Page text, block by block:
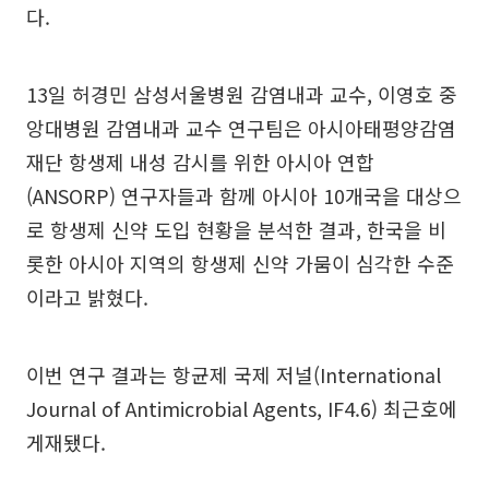
다.
13일 허경민 삼성서울병원 감염내과 교수, 이영호 중
앙대병원 감염내과 교수 연구팀은 아시아태평양감염
재단 항생제 내성 감시를 위한 아시아 연합
(ANSORP) 연구자들과 함께 아시아 10개국을 대상으
로 항생제 신약 도입 현황을 분석한 결과, 한국을 비
롯한 아시아 지역의 항생제 신약 가뭄이 심각한 수준
이라고 밝혔다.
이번 연구 결과는 항균제 국제 저널(International
Journal of Antimicrobial Agents, IF4.6) 최근호에
게재됐다.